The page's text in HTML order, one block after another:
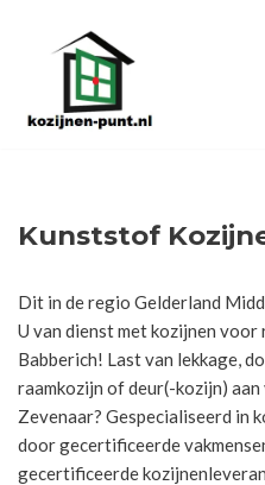
de
Kunststof
Dit in de regio Gelderland
U van dienst met kozijnen voor
Babberich! Last van lekkage,
raamkozijn of deur(-kozijn)
Zevenaar? Gespecialiseerd in
door gecertificeerde
gecertificeerde